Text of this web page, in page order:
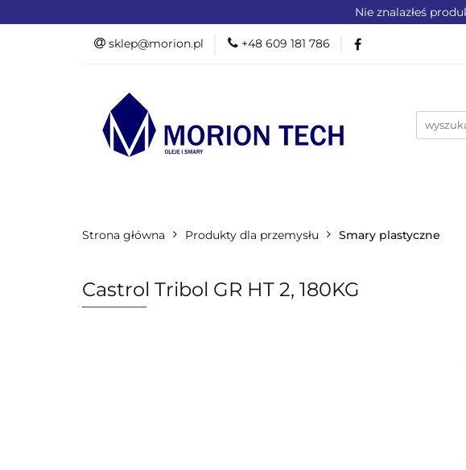
Nie znalazłeś
sklep@morion.pl +48 609 181 786
PROMOCJE %
OFERTA DLA PRZEMYSŁU
Strona główna Produkty dla przemysłu Smary plastyczne
Castrol Tribol GR HT 2, 180KG